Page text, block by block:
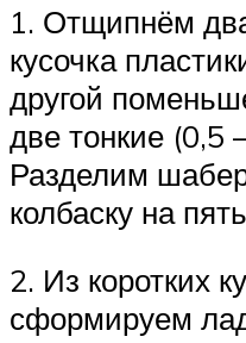
1. Отщипнём
кусочка
другой
две тонкие (0,5
Разделим
колбаску на
2. Из коротких
сформируем